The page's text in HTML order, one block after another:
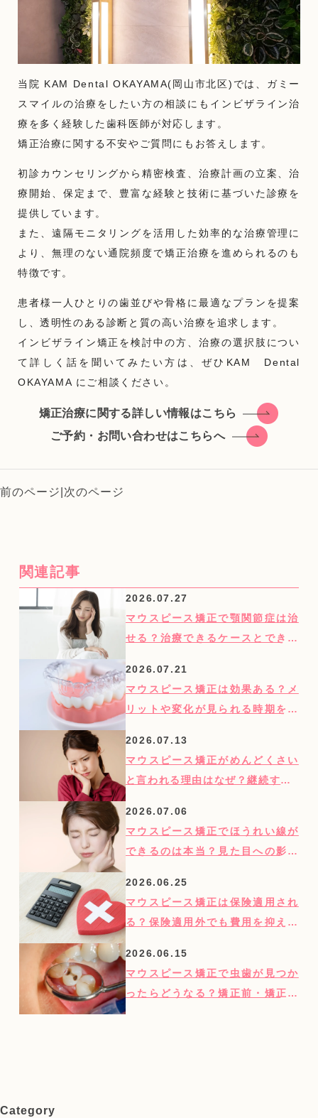
当院 KAM Dental OKAYAMA(岡山市北区)では、ガミー
スマイルの治療をしたい方の相談にもインビザライン治
療を多く経験した歯科医師が対応します。
矯正治療に関する不安やご質問にもお答えします。
初診カウンセリングから精密検査、治療計画の立案、治
療開始、保定まで、豊富な経験と技術に基づいた診療を
提供しています。
また、遠隔モニタリングを活用した効率的な治療管理に
より、無理のない通院頻度で矯正治療を進められるのも
特徴です。
患者様一人ひとりの歯並びや骨格に最適なプランを提案
し、透明性のある診断と質の高い治療を追求します。
インビザライン矯正を検討中の方、治療の選択肢につい
て詳しく話を聞いてみたい方は、ぜひKAM Dental
OKAYAMA にご相談ください。
矯正治療に関する詳しい情報はこちら
ご予約・お問い合わせはこちらへ
前のページ 次のページ
関連記事
2026.07.27
マウスピース矯正で顎関節症は治
せる？治療できるケースとできな
2026.07.21
マウスピース矯正は効果ある？メ
リットや変化が見られる時期を歯
科医師が解説
2026.07.13
マウスピース矯正がめんどくさい
と言われる理由はなぜ？継続する3
つのコツを紹介
2026.07.06
マウスピース矯正でほうれい線が
できるのは本当？見た目への影響
2026.06.25
マウスピース矯正は保険適用され
る？保険適用外でも費用を抑える
2026.06.15
マウスピース矯正で虫歯が見つか
ったらどうなる？矯正前・矯正後
別に対処法を解説
Category